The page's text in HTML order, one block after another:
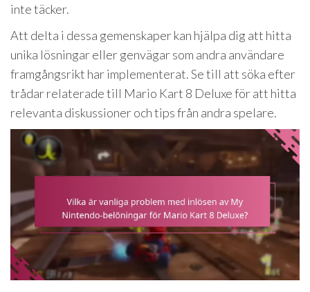
inte täcker.
Att delta i dessa gemenskaper kan hjälpa dig att hitta
unika lösningar eller genvägar som andra användare
framgångsrikt har implementerat. Se till att söka efter
trådar relaterade till Mario Kart 8 Deluxe för att hitta
relevanta diskussioner och tips från andra spelare.